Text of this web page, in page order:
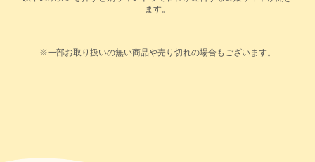
ます。
※一部お取り扱いの無い商品や売り切れの場合もございます。